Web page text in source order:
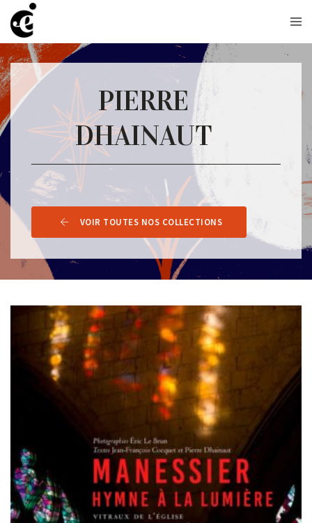
PIERRE
DHAINAUT
VOIR TOUTES NOS COLLECTIONS